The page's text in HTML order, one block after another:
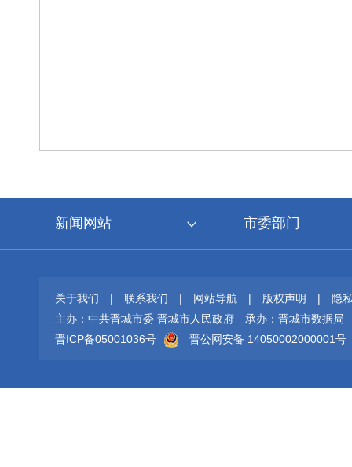
新闻网站 市委部门
关于我们 | 联系我们 | 网站导航 | 版权声明 |
隐
主办：中共晋城市委 晋城市人民政府
承办：晋城市数据局
晋ICP备05001036号
晋公网安备 14050002000001号